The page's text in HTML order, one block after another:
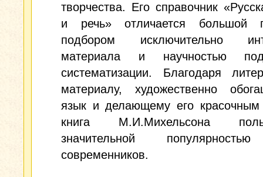
творчества. Его справочник
и речь» отличается большой
подбором исключительно
материала и научностью
систематизации. Благодаря
материалу, художественно
язык и делающему его
книга М.И.Михельсона
значительной
современников.